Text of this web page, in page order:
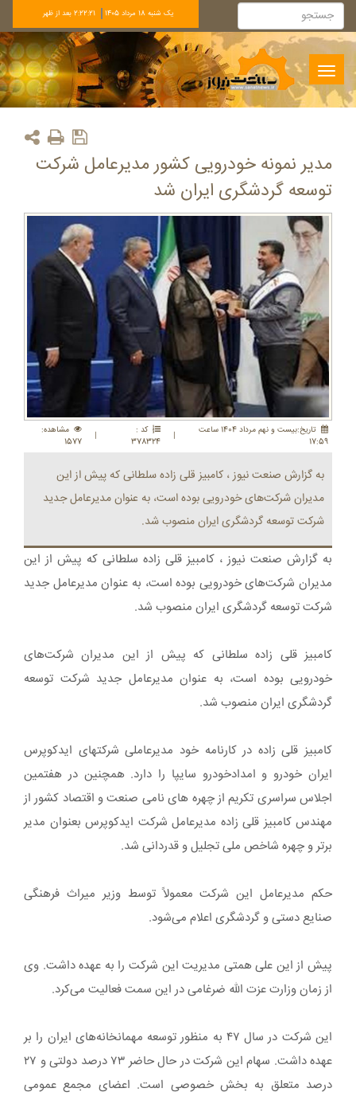
يک شنبه 18 مرداد 1405 2:22:21 بعد از ظهر
Toggle
navigation
مدیر نمونه خودرویی کشور مدیرعامل شرکت
توسعه گردشگری ایران شد
تاريخ:بيست و نهم مرداد 1404 ساعت
17:59
|
کد :
378324
|
مشاهده:
1577
به گزارش صنعت نیوز ، کامبیز قلی زاده سلطانی که پیش از این
مدیران شرکت‌های خودرویی بوده است، به عنوان مدیرعامل جدید
شرکت توسعه گردشگری ایران منصوب شد.
به گزارش صنعت نیوز ، کامبیز قلی زاده سلطانی که پیش از این
مدیران شرکت‌های خودرویی بوده است، به عنوان مدیرعامل جدید
شرکت توسعه گردشگری ایران منصوب شد.
کامبیز قلی زاده سلطانی که پیش از این مدیران شرکت‌های
خودرویی بوده است، به عنوان مدیرعامل جدید شرکت توسعه
گردشگری ایران منصوب شد.
کامبیز قلی زاده در کارنامه خود مدیرعاملی شرکتهای ایدکوپرس
ایران خودرو و امدادخودرو سایپا را دارد. همچنین در هفتمین
اجلاس سراسری تکریم از چهره های نامی صنعت و اقتصاد کشور از
مهندس کامبیز قلی زاده مدیرعامل شرکت ایدکوپرس بعنوان مدیر
برتر و چهره شاخص ملی تجلیل و قدردانی شد.
حکم مدیرعامل این شرکت معمولاً توسط وزیر میراث فرهنگی
صنایع دستی و گردشگری اعلام می‌شود.
پیش از این علی همتی مدیریت این شرکت را به عهده داشت. وی
از زمان وزارت عزت الله ضرغامی در این سمت فعالیت می‌کرد.
این شرکت در سال ۴۷ به منظور توسعه مهمانخانه‌های ایران را بر
عهده داشت. سهام این شرکت در حال حاضر ۷۳ درصد دولتی و ۲۷
درصد متعلق به بخش خصوصی است. اعضای مجمع عمومی